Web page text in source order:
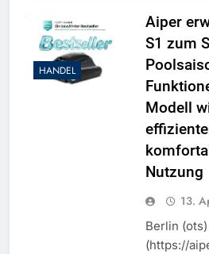
HANDEL
Aiper
S1 zum
Modell
Nutzung
13.
Berlin
(https://